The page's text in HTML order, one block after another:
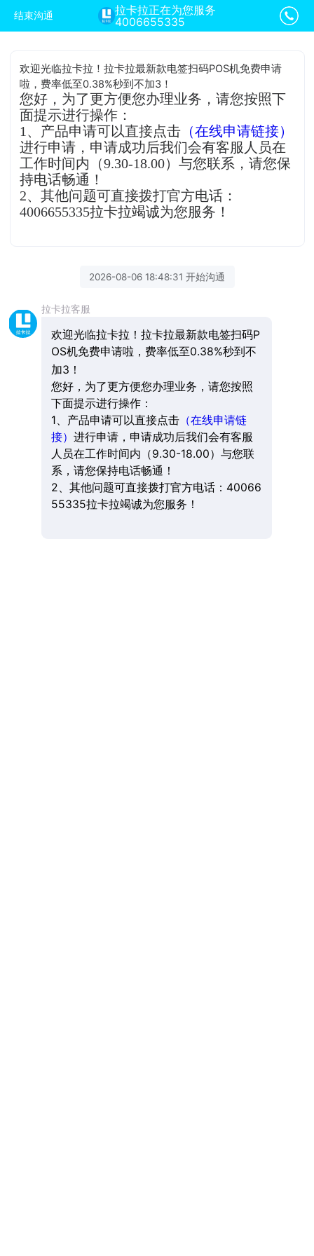
结束沟通
拉卡拉正在为您服务
4006655335
欢迎光临拉卡拉！拉卡拉最新款电签扫码POS机免费申请
啦，费率低至0.38%秒到不加3！
您好，为了更方便您办理业务，请您按照下
面提示进行操作：
1、产品申请可以直接点击 （在线申请链接）
进行申请，申请成功后我们会有客服人员在
工作时间内（9.30-18.00）与您联系，请您保
持电话畅通！
2、其他问题可直接拨打官方电话：
4006655335拉卡拉竭诚为您服务！
2026-08-06 18:48:31 开始沟通
拉卡拉客服
欢迎光临拉卡拉！拉卡拉最新款电签扫码P
OS机免费申请啦，费率低至0.38%秒到不
加3！
您好，为了更方便您办理业务，请您按照
下面提示进行操作：
1、产品申请可以直接点击（在线申请链
接） 进行申请，申请成功后我们会有客服
人员在工作时间内（9.30-18.00）与您联
系，请您保持电话畅通！
2、其他问题可直接拨打官方电话：40066
55335拉卡拉竭诚为您服务！